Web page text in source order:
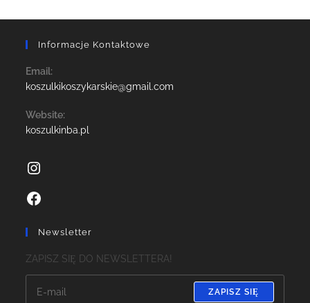
Informacje Kontaktowe
Email:
koszulkikoszykarskie@gmail.com
Website:
koszulkinba.pl
Instagram
Facebook
Newsletter
ZAPISZ SIĘ DO NEWSLETTERA!
ZAPISZ SIĘ